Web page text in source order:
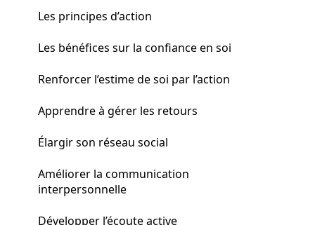
Les principes d’action
Les bénéfices sur la confiance en soi
Renforcer l’estime de soi par l’action
Apprendre à gérer les retours
Élargir son réseau social
Améliorer la communication
interpersonnelle
Développer l’écoute active